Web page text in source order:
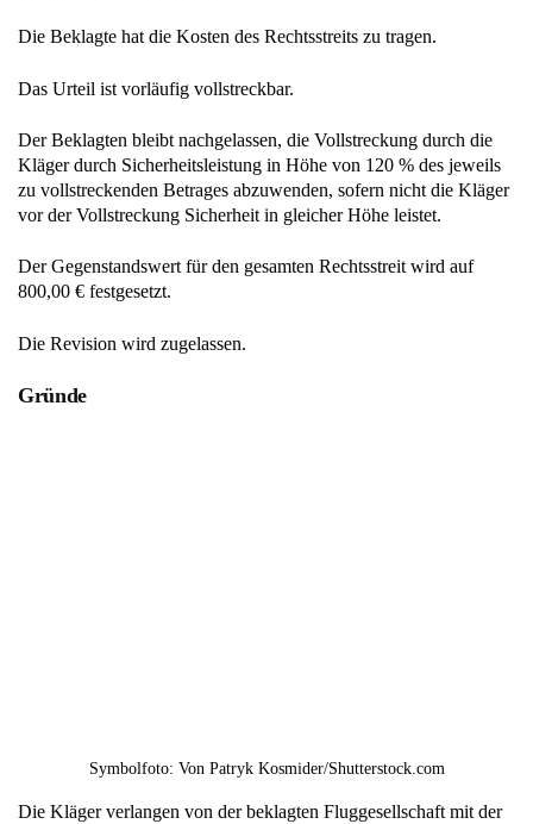
Die Beklagte hat die Kosten des Rechtsstreits zu tragen.
Das Urteil ist vorläufig vollstreckbar.
Der Beklagten bleibt nachgelassen, die Vollstreckung durch die
Kläger durch Sicherheitsleistung in Höhe von 120 % des jeweils
zu vollstreckenden Betrages abzuwenden, sofern nicht die Kläger
vor der Vollstreckung Sicherheit in gleicher Höhe leistet.
Der Gegenstandswert für den gesamten Rechtsstreit wird auf
800,00 € festgesetzt.
Die Revision wird zugelassen.
Gründe
Symbolfoto: Von Patryk Kosmider/Shutterstock.com
Die Kläger verlangen von der beklagten Fluggesellschaft mit der